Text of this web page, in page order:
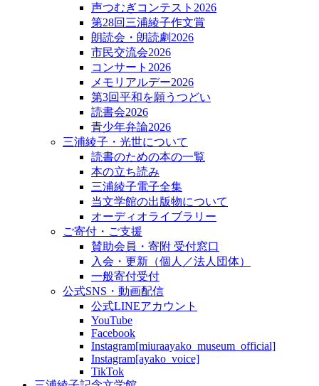
声つむぎコンテスト2026
第28回三浦綾子作文賞
朗読会・朗読劇2026
市民交流会2026
コンサート2026
メモリアルデー2026
第3回平和を願うつどい
読書会2026
青少年弁論2026
三浦綾子・光世について
読書のための本の一覧
本の立ち読み
三浦綾子電子全集
当文学館の出版物について
オーディオライブラリー
ご寄付・ご支援
賛助会員・寄附 受付窓口
入会・更新（個人／法人団体）
一般寄付受付
公式SNS・動画配信
公式LINEアカウント
YouTube
Facebook
Instagram[miuraayako_museum_official]
Instagram[ayako_voice]
TikTok